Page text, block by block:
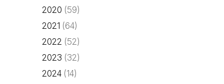
2020 (59)
2021 (64)
2022 (52)
2023 (32)
2024 (14)